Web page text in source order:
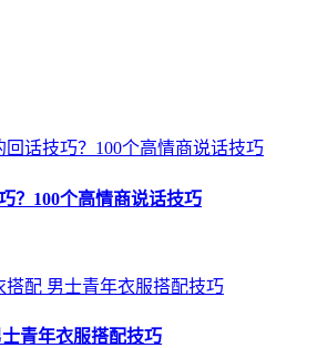
？100个高情商说话技巧
青年衣服搭配技巧